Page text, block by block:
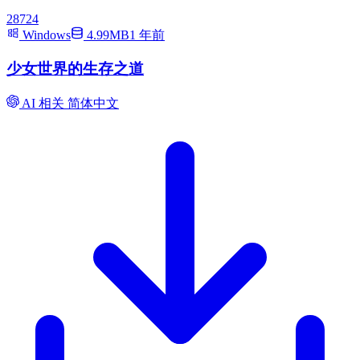
28724
Windows
4.99MB1 年前
少女世界的生存之道
AI 相关 简体中文